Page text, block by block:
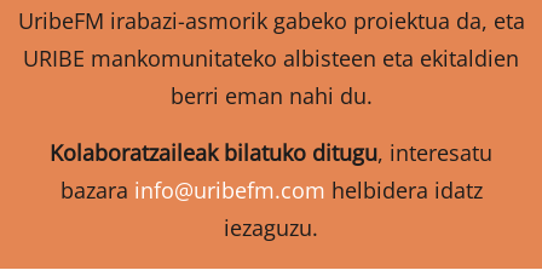
UribeFM irabazi-asmorik gabeko proiektua da, eta
URIBE mankomunitateko albisteen eta ekitaldien
berri eman nahi du.
Kolaboratzaileak bilatuko ditugu, interesatu
bazara info@uribefm.com helbidera idatz
iezaguzu.